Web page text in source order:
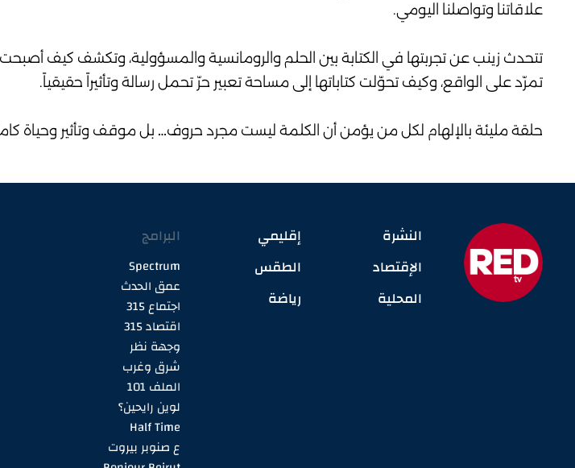
علاقاتنا وتواصلنا اليومي.
تتحدث زينب عن تجربتها في الكتابة بين الحلم والرومانسية والمسؤولية، وتكشف كيف أصبحت
تمرّد على الواقع، وكيف تحوّلت كتاباتها إلى مساحة تعبير حرّ تحمل رسالة وتأثيراً حقيقياً.
حلقة مليئة بالإلهام لكل من يؤمن أن الكلمة ليست مجرد حروف… بل موقف وتأثير وحياة
النشرة
الإقتصاد
المحلية
إقليمي
الطقس
رياضة
البرامج
Spectrum
عمق الحدث
اجتماع 315
اقتصاد 315
وجهة نظر
شرق وغرب
الملف 101
لوين رايحين؟
Half Time
ع صنوبر بيروت